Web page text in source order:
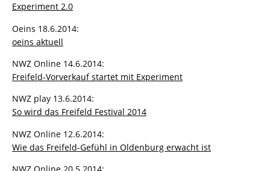
Experiment 2.0
Oeins 18.6.2014:
oeins aktuell
NWZ Online 14.6.2014:
Freifeld-Vorverkauf startet mit Experiment
NWZ play 13.6.2014:
So wird das Freifeld Festival 2014
NWZ Online 12.6.2014:
Wie das Freifeld-Gefühl in Oldenburg erwacht ist